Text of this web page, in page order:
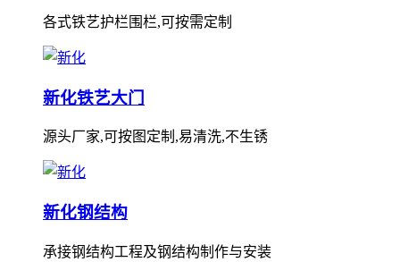
各式铁艺护栏围栏,可按需定制
新化铁艺大门
源头厂家,可按图定制,易清洗,不生锈
新化钢结构
承接钢结构工程及钢结构制作与安装